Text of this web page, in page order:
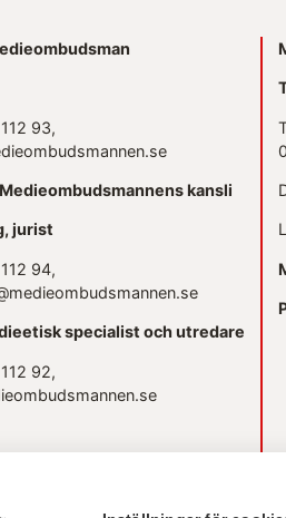
93,
kansli
jurist
94,
specialist och utredare
92,